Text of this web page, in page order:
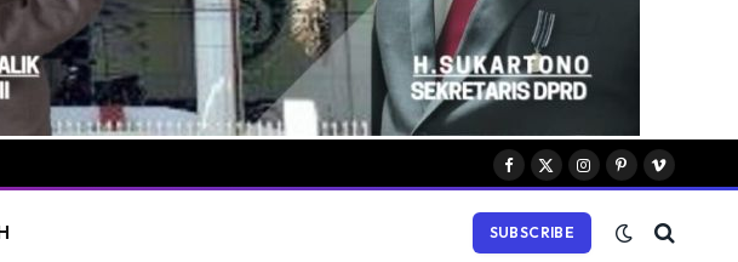
Facebook
X
Instagram
PinterestVimeo
SUBSCRIBE